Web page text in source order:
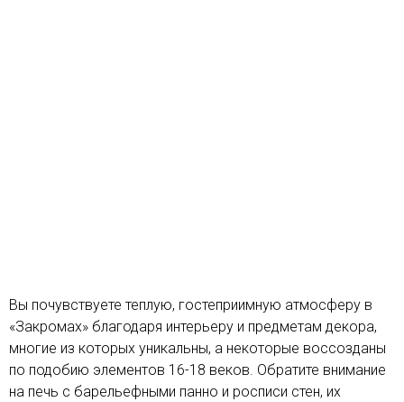
Вы почувствуете теплую, гостеприимную атмосферу в
«Закромах» благодаря интерьеру и предметам декора,
многие из которых уникальны, а некоторые воссозданы
по подобию элементов 16-18 веков. Обратите внимание
на печь с барельефными панно и росписи стен, их